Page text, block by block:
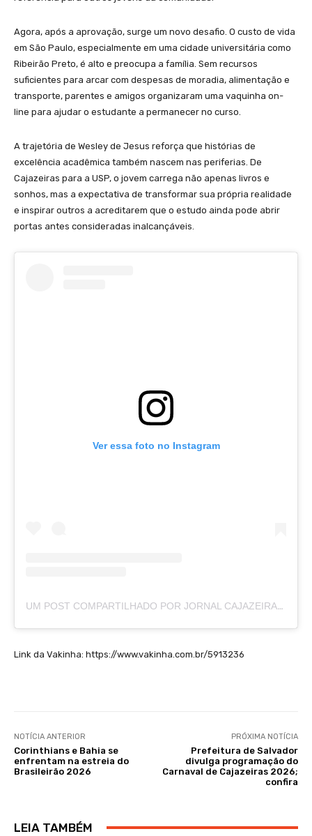
Agora, após a aprovação, surge um novo desafio. O custo de vida
em São Paulo, especialmente em uma cidade universitária como
Ribeirão Preto, é alto e preocupa a família. Sem recursos
suficientes para arcar com despesas de moradia, alimentação e
transporte, parentes e amigos organizaram uma vaquinha on-
line para ajudar o estudante a permanecer no curso.
A trajetória de Wesley de Jesus reforça que histórias de
excelência acadêmica também nascem nas periferias. De
Cajazeiras para a USP, o jovem carrega não apenas livros e
sonhos, mas a expectativa de transformar sua própria realidade
e inspirar outros a acreditarem que o estudo ainda pode abrir
portas antes consideradas inalcançáveis.
Ver essa foto no Instagram
UM POST COMPARTILHADO POR JORNAL CAJAZEIRAS (@JORNALCAJAZEIRAS)
Link da Vakinha: https://www.vakinha.com.br/5913236
NOTÍCIA ANTERIOR
Corinthians e Bahia se
enfrentam na estreia do
Brasileirão 2026
PRÓXIMA NOTÍCIA
Prefeitura de Salvador
divulga programação do
Carnaval de Cajazeiras 2026;
confira
LEIA TAMBÉM